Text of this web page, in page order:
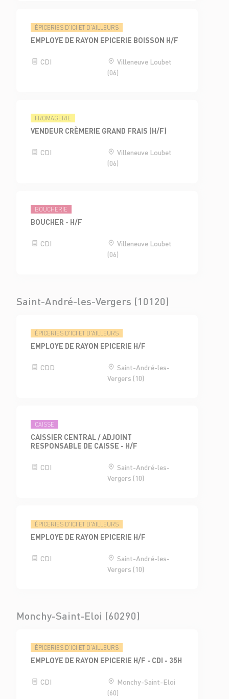
ÉPICERIES D'ICI ET D'AILLEURS
EMPLOYE DE RAYON EPICERIE BOISSON H/F
CDI
Villeneuve Loubet
(06)
FROMAGERIE
VENDEUR CRÈMERIE GRAND FRAIS (H/F)
CDI
Villeneuve Loubet
(06)
BOUCHERIE
BOUCHER - H/F
CDI
Villeneuve Loubet
(06)
Saint-André-les-Vergers (10120)
ÉPICERIES D'ICI ET D'AILLEURS
EMPLOYE DE RAYON EPICERIE H/F
CDD
Saint-André-les-
Vergers (10)
CAISSE
CAISSIER CENTRAL / ADJOINT
RESPONSABLE DE CAISSE - H/F
CDI
Saint-André-les-
Vergers (10)
ÉPICERIES D'ICI ET D'AILLEURS
EMPLOYE DE RAYON EPICERIE H/F
CDI
Saint-André-les-
Vergers (10)
Monchy-Saint-Eloi (60290)
ÉPICERIES D'ICI ET D'AILLEURS
EMPLOYE DE RAYON EPICERIE H/F - CDI - 35H
CDI
Monchy-Saint-Eloi
(60)